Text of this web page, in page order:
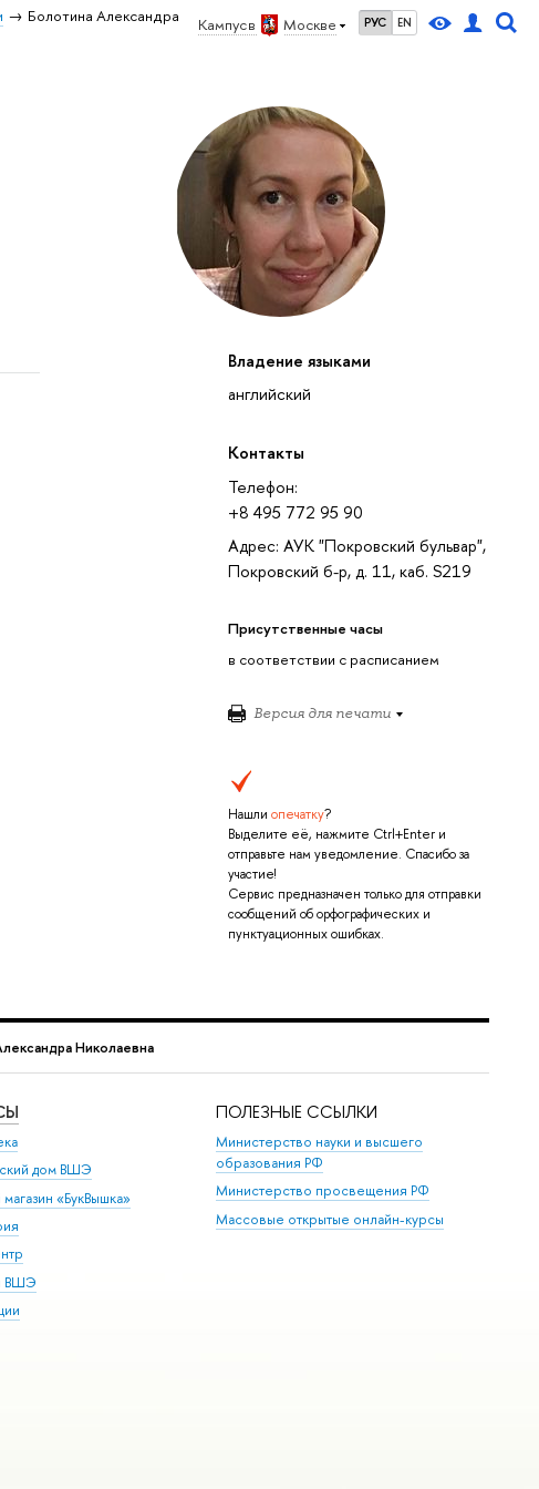
Кампус в Москве РУС EN
Болотина Александра
Владение языками
английский
Контакты
Телефон:
+8 495 772 95 90
Адрес: АУК "Покровский бульвар",
Покровский б-р, д. 11, каб. S219
Присутственные часы
в соответствии с расписанием
Версия для печати
Нашли опечатку?
Выделите её, нажмите Ctrl+Enter и
отправьте нам уведомление. Спасибо за
участие!
Сервис предназначен только для отправки
сообщений об орфографических и
пунктуационных ошибках.
Николаевна
дом ВШЭ
«БукВышка»
ВШЭ
ПОЛЕЗНЫЕ ССЫЛКИ
Министерство науки и высшего
образования РФ
Министерство просвещения РФ
Массовые открытые онлайн-курсы